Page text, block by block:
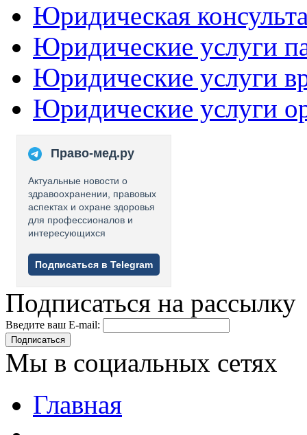
Юридическая
Юридические услуги
Юридические услуги
Юридические услуги
Право-мед.ру
Актуальные новости о
здравоохранении, правовых
аспектах и охране здоровья
для профессионалов и
интересующихся
Подписаться в Telegram
Подписаться на рассылку
Введите ваш E-mail:
Подписаться
Мы в социальных сетях
Главная